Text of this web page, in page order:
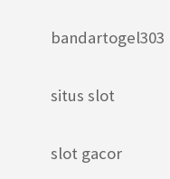
bandartogel303
situs slot
slot gacor